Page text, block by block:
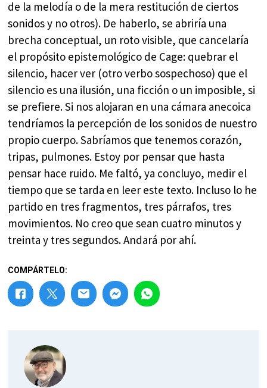
de la melodía o de la mera restitución de ciertos
sonidos y no otros). De haberlo, se abriría una
brecha conceptual, un roto visible, que cancelaría
el propósito epistemológico de Cage: quebrar el
silencio, hacer ver (otro verbo sospechoso) que el
silencio es una ilusión, una ficción o un imposible, si
se prefiere. Si nos alojaran en una cámara anecoica
tendríamos la percepción de los sonidos de nuestro
propio cuerpo. Sabríamos que tenemos corazón,
tripas, pulmones. Estoy por pensar que hasta
pensar hace ruido. Me faltó, ya concluyo, medir el
tiempo que se tarda en leer este texto. Incluso lo he
partido en tres fragmentos, tres párrafos, tres
movimientos. No creo que sean cuatro minutos y
treinta y tres segundos. Andará por ahí.
COMPÁRTELO: